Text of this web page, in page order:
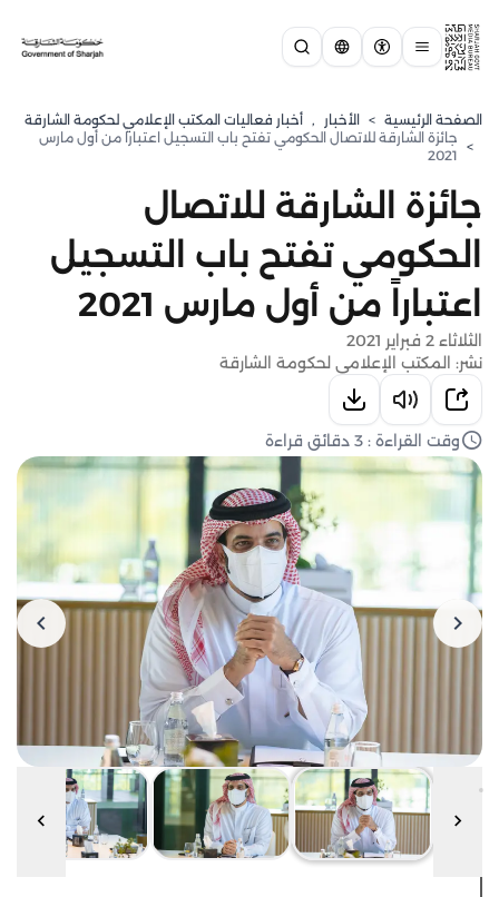
الصفحة الرئيسية > الأخبار , أخبار فعاليات المكتب الإعلامي لحكومة الشارقة
>
جائزة الشارقة للاتصال الحكومي تفتح باب التسجيل اعتباراً من أول مارس
2021
جائزة الشارقة للاتصال
الحكومي تفتح باب التسجيل
اعتباراً من أول مارس 2021
الثلاثاء 2 فبراير 2021
نشر: المكتب الإعلامي لحكومة الشارقة
وقت القراءة : 3 دقائق قراءة